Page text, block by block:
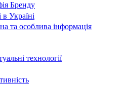
Бренду
Україні
та особлива інформація
технології